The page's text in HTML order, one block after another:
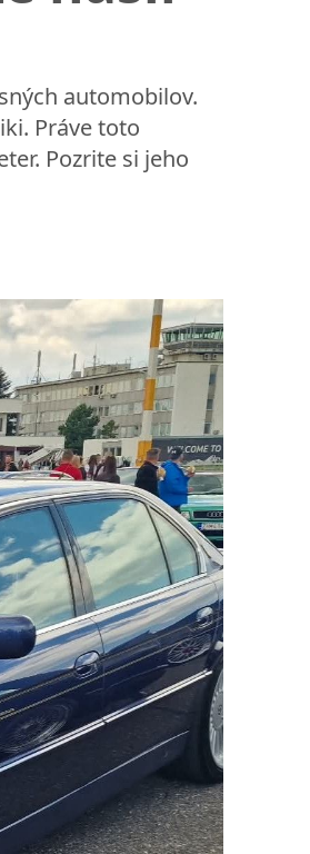
automobilov.
Práve toto
Pozrite si jeho